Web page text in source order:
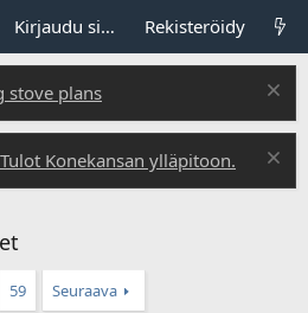
Kirjaudu sisään Rekisteröidy
stove plans
Konekansan ylläpitoon.
59 Seuraava